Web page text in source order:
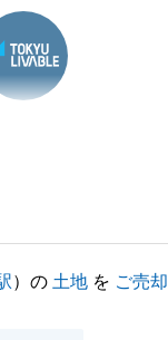
）の 土地 を ご売却